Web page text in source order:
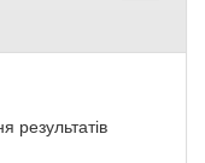
результатів